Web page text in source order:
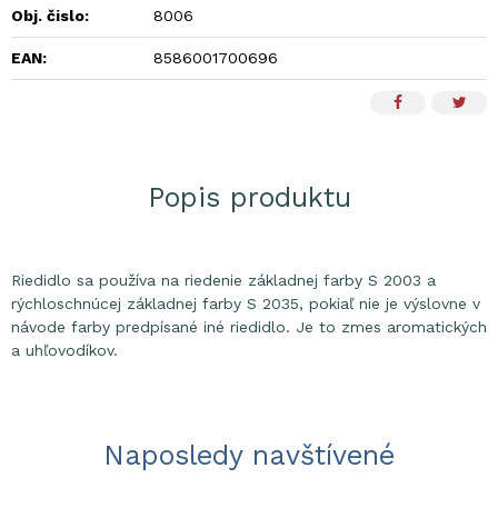
Obj. čislo: 8006
EAN: 8586001700696
Popis produktu
Riedidlo sa používa na riedenie základnej farby S 2003 a
rýchloschnúcej základnej farby S 2035, pokiaľ nie je výslovne v
návode farby predpísané iné riedidlo. Je to zmes aromatických
a uhľovodíkov.
Naposledy navštívené